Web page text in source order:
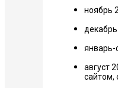
ноябрь
январь-
август
сайтом,